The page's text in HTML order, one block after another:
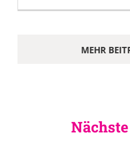
MEHR